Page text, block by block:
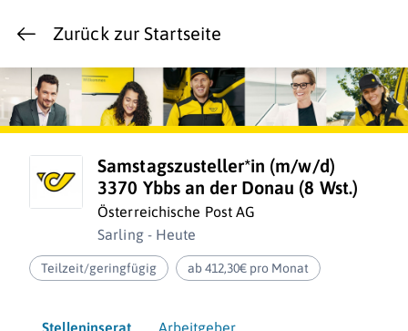
Zurück zur Startseite
Samstagszusteller*in (m/w/d)
3370 Ybbs an der Donau (8 Wst.)
Österreichische Post AG
Sarling - Heute
Teilzeit/geringfügig ab 412,30€ pro Monat
Stelleninserat Arbeitgeber